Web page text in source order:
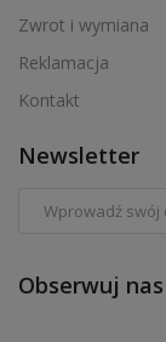
Zwrot i wymiana
Reklamacja
Kontakt
Newsletter
Obserwuj nas